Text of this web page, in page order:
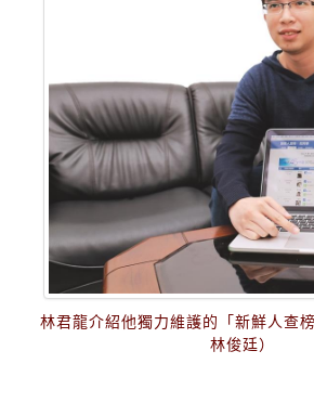
林君龍介紹他獨力維護的「新鮮人查
林俊廷）